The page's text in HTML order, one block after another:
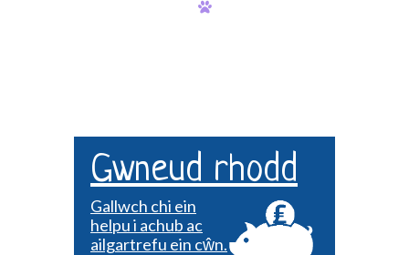
Gwneud rhodd
Gallwch chi ein
helpu i achub ac
ailgartrefu ein cŵn.